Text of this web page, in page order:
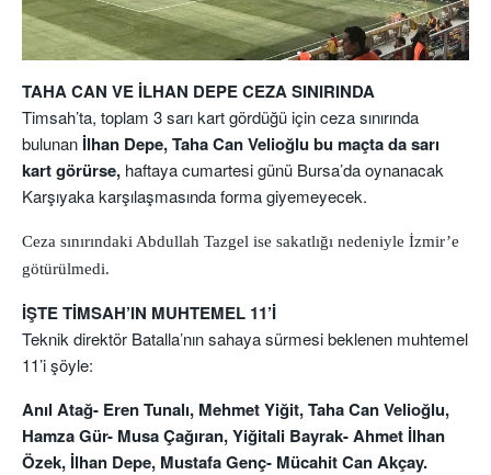
TAHA CAN VE İLHAN DEPE CEZA SINIRINDA
Timsah’ta, toplam 3 sarı kart gördüğü için ceza sınırında
bulunan İlhan Depe, Taha Can Velioğlu bu maçta da sarı
kart görürse, haftaya cumartesi günü Bursa’da oynanacak
Karşıyaka karşılaşmasında forma giyemeyecek.
Ceza sınırındaki Abdullah Tazgel ise sakatlığı nedeniyle İzmir’e
götürülmedi.
İŞTE TİMSAH’IN MUHTEMEL 11’İ
Teknik direktör Batalla’nın sahaya sürmesi beklenen muhtemel
11’i şöyle:
Anıl Atağ- Eren Tunalı, Mehmet Yiğit, Taha Can Velioğlu,
Hamza Gür- Musa Çağıran, Yiğitali Bayrak- Ahmet İlhan
Özek, İlhan Depe, Mustafa Genç- Mücahit Can Akçay.